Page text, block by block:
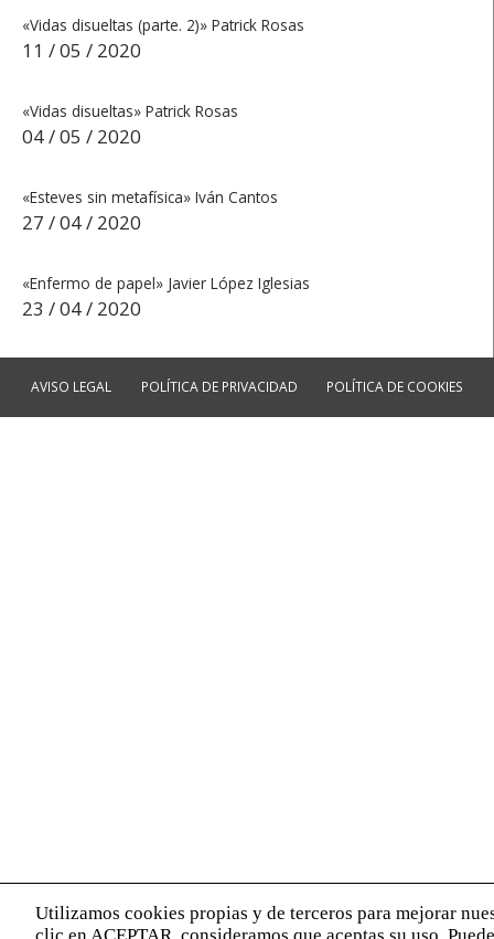
«Vidas disueltas (parte. 2)» Patrick Rosas
11 / 05 / 2020
«Vidas disueltas» Patrick Rosas
04 / 05 / 2020
«Esteves sin metafísica» Iván Cantos
27 / 04 / 2020
«Enfermo de papel» Javier López Iglesias
23 / 04 / 2020
AVISO LEGAL POLÍTICA DE PRIVACIDAD POLÍTICA DE COOKIES